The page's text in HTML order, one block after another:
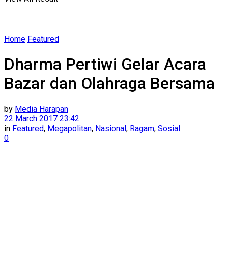
Home Featured
Dharma Pertiwi Gelar Acara
Bazar dan Olahraga Bersama
by Media Harapan
22 March 2017 23:42
in Featured, Megapolitan, Nasional, Ragam, Sosial
0